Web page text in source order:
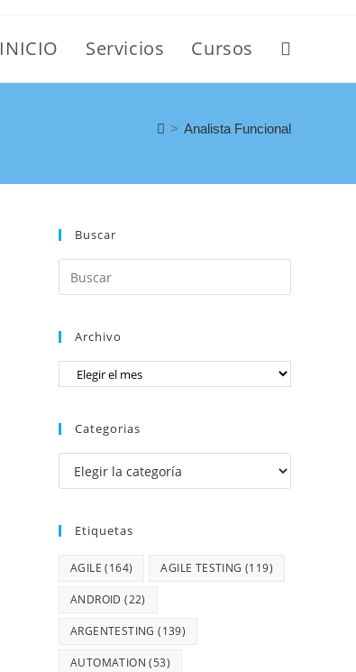
INICIO Servicios Cursos
> Analista Funcional
Buscar
Archivo
Categorias
Etiquetas
AGILE (164) AGILE TESTING (119)
ANDROID (22)
ARGENTESTING (139)
AUTOMATION (53)